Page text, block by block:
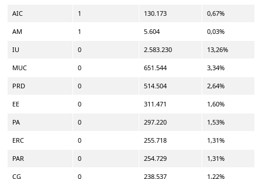
AIC 1 130.173 0,67%
AM 1 5.604 0,03%
IU 0 2.583.230 13,26%
MUC 0 651.544 3,34%
PRD 0 514.504 2,64%
EE 0 311.471 1,60%
PA 0 297.220 1,53%
ERC 0 255.718 1,31%
PAR 0 254.729 1,31%
CG 0 238.537 1,22%